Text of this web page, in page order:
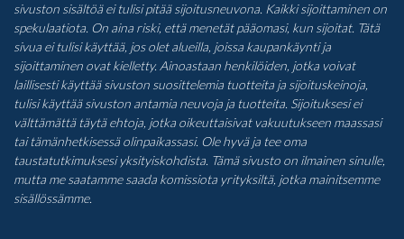
sivuston sisältöä ei tulisi pitää sijoitusneuvona. Kaikki sijoittaminen on
spekulaatiota. On aina riski, että menetät pääomasi, kun sijoitat. Tätä
sivua ei tulisi käyttää, jos olet alueilla, joissa kaupankäynti ja
sijoittaminen ovat kielletty. Ainoastaan henkilöiden, jotka voivat
laillisesti käyttää sivuston suosittelemia tuotteita ja sijoituskeinoja,
tulisi käyttää sivuston antamia neuvoja ja tuotteita. Sijoituksesi ei
välttämättä täytä ehtoja, jotka oikeuttaisivat vakuutukseen maassasi
tai tämänhetkisessä olinpaikassasi. Ole hyvä ja tee oma
taustatutkimuksesi yksityiskohdista. Tämä sivusto on ilmainen sinulle,
mutta me saatamme saada komissiota yrityksiltä, jotka mainitsemme
sisällössämme.